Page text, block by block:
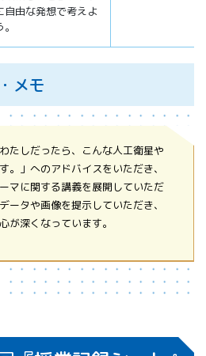
自由な発想で考えよ
メモ
たしだったら、こんな人工衛星や
。」へのアドバイスをいただき、
マに関する講義を展開していただ
ータや画像を提示していただき、
が深くなっています。